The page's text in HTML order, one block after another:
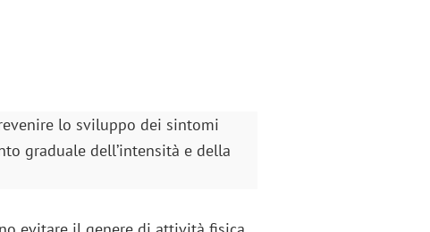
lo sviluppo dei sintomi
graduale dell’intensità e della